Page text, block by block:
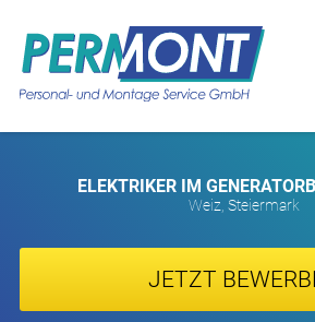
ELEKTRIKER IM
Weiz, Steiermark
JETZT